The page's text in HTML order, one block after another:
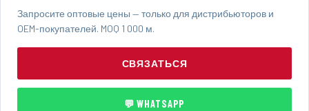
Запросите оптовые цены — только для дистрибьюторов и
OEM-покупателей. MOQ 1 000 м.
СВЯЗАТЬСЯ
💬 WHATSAPP